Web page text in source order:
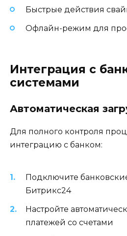
Быстрые действия
Офлайн-режим для
Интеграция с
системами
Автоматическая
Для полного контроля
интеграцию с банком:
Подключите
Битрикс24
Настройте
платежей со счетами